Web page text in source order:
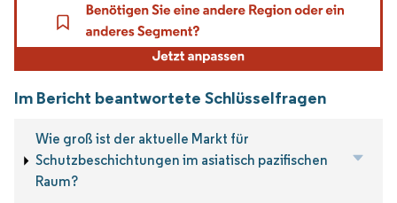
Im Bericht beantwortete Schlüsselfragen
Wie groß ist der aktuelle Markt für
Schutzbeschichtungen im asiatisch pazifischen
Raum?